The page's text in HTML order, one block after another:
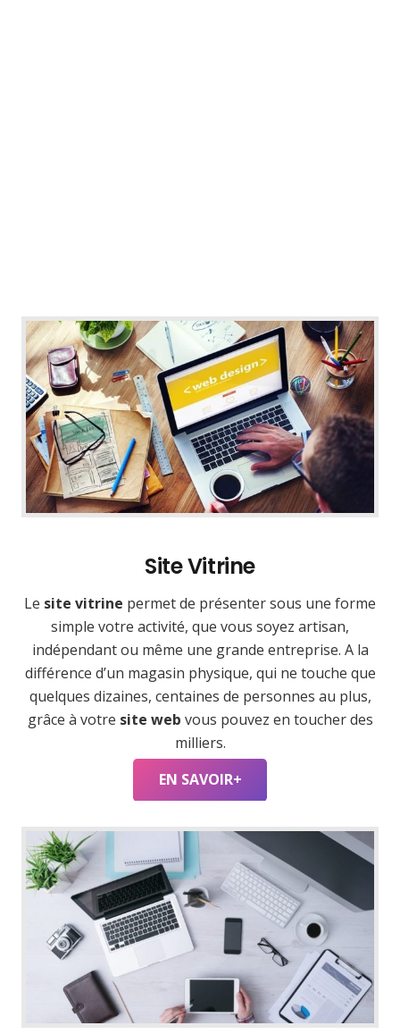
Site Vitrine
Le site vitrine permet de présenter sous une forme
simple votre activité, que vous soyez artisan,
indépendant ou même une grande entreprise. A la
différence d’un magasin physique, qui ne touche que
quelques dizaines, centaines de personnes au plus,
grâce à votre site web vous pouvez en toucher des
milliers.
EN SAVOIR+